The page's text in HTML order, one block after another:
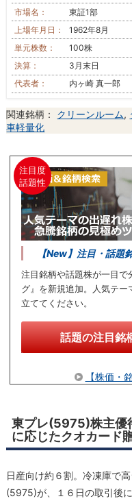
市場名：
東証1部
上場年月日：
1962年8月
単元株数：
100株
決算：
3月末日
代表者：
内ヶ崎 真一郎
関連銘柄： クリーンルーム,
車軽量化
注目度
話題性
【New】注目・話題
注目銘柄や話題株が一目で
グ』を新規追加。人気テ
立ててください。
話題の注目銘
【株価・
東プレ(5975)株主優
に応じたクオカード
日産向け約６割。冷凍庫で
(5975)が、１６日の取引後